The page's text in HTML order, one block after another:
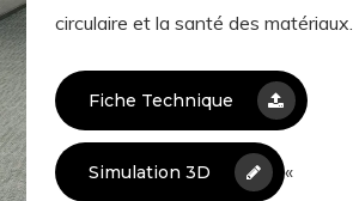
circulaire et la santé des matériaux.
Fiche Technique
Simulation 3D «